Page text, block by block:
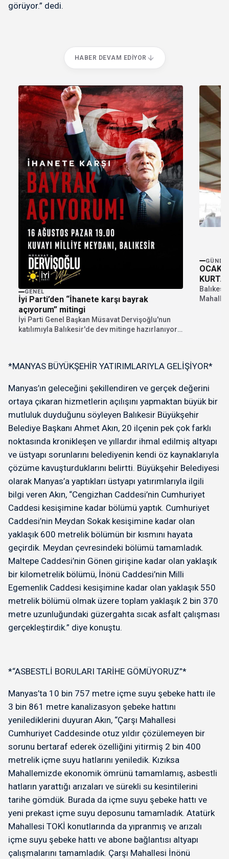
görüyor.” dedi.
HABER DEVAM EDIYOR
GENEL
İyi Parti’den “İhanete karşı bayrak
açıyorum” mitingi
İyi Parti Genel Başkan Müsavat Dervişoğlu'nun
katılımıyla Balıkesir'de dev mitinge hazırlanıyor.
*MANYAS BÜYÜKŞEHİR YATIRIMLARIYLA GELİŞİYOR*
Manyas’ın geleceğini şekillendiren ve gerçek değerini
ortaya çıkaran hizmetlerin açılışını yapmaktan büyük bir
mutluluk duyduğunu söyleyen Balıkesir Büyükşehir
Belediye Başkanı Ahmet Akın, 20 ilçenin pek çok farklı
noktasında kronikleşen ve yıllardır ihmal edilmiş altyapı
ve üstyapı sorunlarını belediyenin kendi öz kaynaklarıyla
çözüme kavuşturduklarını belirtti. Büyükşehir Belediyesi
olarak Manyas’a yaptıkları üstyapı yatırımlarıyla ilgili
bilgi veren Akın, “Cengizhan Caddesi’nin Cumhuriyet
Caddesi kesişimine kadar bölümü yaptık. Cumhuriyet
Caddesi’nin Meydan Sokak kesişimine kadar olan
yaklaşık 600 metrelik bölümün bir kısmını hayata
geçirdik. Meydan çevresindeki bölümü tamamladık.
Maltepe Caddesi’nin Gönen girişine kadar olan yaklaşık
bir kilometrelik bölümü, İnönü Caddesi’nin Milli
Egemenlik Caddesi kesişimine kadar olan yaklaşık 550
metrelik bölümü olmak üzere toplam yaklaşık 2 bin 370
metre uzunluğundaki güzergahta sıcak asfalt çalışması
gerçekleştirdik.” diye konuştu.
*“ASBESTLİ BORULARI TARİHE GÖMÜYORUZ”*
Manyas’ta 10 bin 757 metre içme suyu şebeke hattı ile
3 bin 861 metre kanalizasyon şebeke hattını
yenilediklerini duyuran Akın, “Çarşı Mahallesi
Cumhuriyet Caddesinde otuz yıldır çözülemeyen bir
sorunu bertaraf ederek özelliğini yitirmiş 2 bin 400
metrelik içme suyu hatlarını yeniledik. Kızıksa
Mahallemizde ekonomik ömrünü tamamlamış, asbestli
hatların yarattığı arızaları ve sürekli su kesintilerini
tarihe gömdük. Burada da içme suyu şebeke hattı ve
yeni prekast içme suyu deposunu tamamladık. Atatürk
Mahallesi TOKİ konutlarında da yıpranmış ve arızalı
içme suyu şebeke hattı ve abone bağlantısı altyapı
çalışmalarını tamamladık. Çarşı Mahallesi İnönü